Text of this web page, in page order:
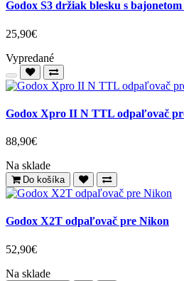
Godox S3 držiak blesku s bajonetom
25,90€
Vypredané
Godox Xpro II N TTL odpaľovač
88,90€
Na sklade
Do košíka
Godox X2T odpaľovač pre Nikon
52,90€
Na sklade